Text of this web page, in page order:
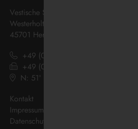
Vestische Straßenbahnen GmbH
Westerholter Straße 550
45701 Herten
+49 (0) 2366 186 - 0
+49 (0) 2366 186 - 444
N: 51º 36’ 38“ E: 07º 08’ 07“
Kontakt
Impressum
Datenschutz